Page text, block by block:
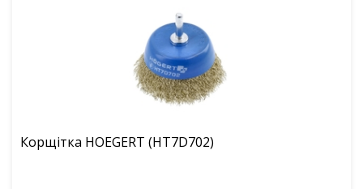
Корщітка HOEGERT (HT7D702)